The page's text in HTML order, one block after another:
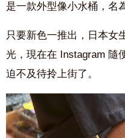
是一款外型像小水桶，名
只要新色一推出，日本女
光，現在在 Instagram 隨
迫不及待拎上街了。